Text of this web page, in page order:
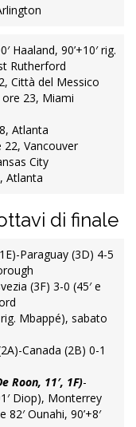
Haaland, 90’+10′ rig.
Rutherford
Città del Messico
23, Miami
Atlanta
Vancouver
City
Atlanta
di finale
Paraguay (3D) 4-5
(3F) 3-0 (45′ e
Mbappé), sabato
Canada (2B) 0-1
Roon, 11′, 1F)-
Diop), Monterrey
Ounahi, 90’+8′